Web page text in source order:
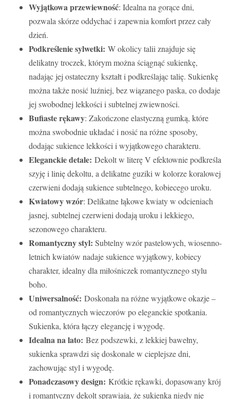
Wyjątkowa przewiewność: Idealna na gorące dni,
pozwala skórze oddychać i zapewnia komfort przez cały
dzień.
Podkreślenie sylwetki: W okolicy talii znajduje się
delikatny troczek, którym można ściągnąć sukienkę,
nadając jej ostateczny kształt i podkreślając talię. Sukienkę
można także nosić luźniej, bez wiązanego paska, co dodaje
jej swobodnej lekkości i subtelnej zwiewności.
Bufiaste rękawy: Zakończone elastyczną gumką, które
można swobodnie układać i nosić na różne sposoby,
dodając sukience lekkości i wyjątkowego charakteru.
Eleganckie detale: Dekolt w literę V efektownie podkreśla
szyję i linię dekoltu, a delikatne guziki w kolorze koralowej
czerwieni dodają sukience subtelnego, kobiecego uroku.
Kwiatowy wzór: Delikatne łąkowe kwiaty w odcieniach
jasnej, subtelnej czerwieni dodają uroku i lekkiego,
sezonowego charakteru.
Romantyczny styl: Subtelny wzór pastelowych, wiosenno-
letnich kwiatów nadaje sukience wyjątkowy, kobiecy
charakter, idealny dla miłośniczek romantycznego stylu
boho.
Uniwersalność: Doskonała na różne wyjątkowe okazje –
od romantycznych wieczorów po eleganckie spotkania.
Sukienka, która łączy elegancję i wygodę.
Idealna na lato: Bez podszewki, z lekkiej bawełny,
sukienka sprawdzi się doskonale w cieplejsze dni,
zachowując styl i wygodę.
Ponadczasowy design: Krótkie rękawki, dopasowany krój
i romantyczny dekolt sprawiają, że sukienka nigdy nie